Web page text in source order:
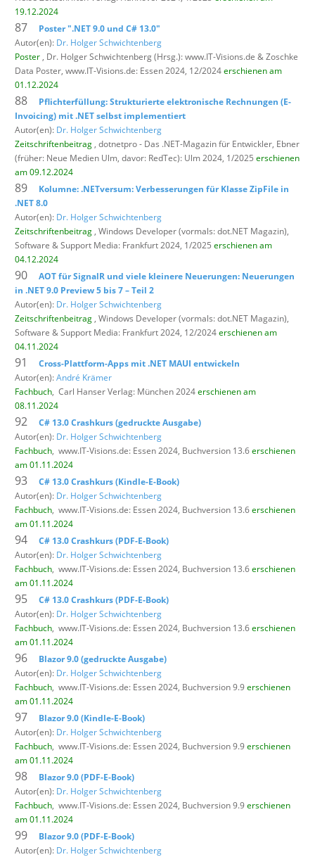
19.12.2024
87
Poster ".NET 9.0 und C# 13.0"
Autor(en): Dr. Holger Schwichtenberg
Poster , Dr. Holger Schwichtenberg (Hrsg.): www.IT-Visions.de & Zoschke
Data Poster, www.IT-Visions.de: Essen 2024, 12/2024erschienen am
01.12.2024
88
Pflichterfüllung: Strukturierte elektronische Rechnungen (E-
Invoicing) mit .NET selbst implementiert
Autor(en): Dr. Holger Schwichtenberg
Zeitschriftenbeitrag , dotnetpro - Das .NET-Magazin für Entwickler, Ebner
(früher: Neue Medien Ulm, davor: RedTec): Ulm 2024, 1/2025 erschienen
am 09.12.2024
89
Kolumne: .NETversum: Verbesserungen für Klasse ZipFile in
.NET 8.0
Autor(en): Dr. Holger Schwichtenberg
Zeitschriftenbeitrag , Windows Developer (vormals: dot.NET Magazin),
Software & Support Media: Frankfurt 2024, 1/2025 erschienen am
04.12.2024
90
AOT für SignalR und viele kleinere Neuerungen: Neuerungen
in .NET 9.0 Preview 5 bis 7 – Teil 2
Autor(en): Dr. Holger Schwichtenberg
Zeitschriftenbeitrag , Windows Developer (vormals: dot.NET Magazin),
Software & Support Media: Frankfurt 2024, 12/2024erschienen am
04.11.2024
91
Cross-Plattform-Apps mit .NET MAUI entwickeln
Autor(en):André Krämer
Fachbuch, Carl Hanser Verlag: München 2024erschienen am
08.11.2024
92
C# 13.0 Crashkurs (gedruckte Ausgabe)
Autor(en): Dr. Holger Schwichtenberg
Fachbuch, www.IT-Visions.de: Essen 2024, Buchversion 13.6erschienen
am 01.11.2024
93
C# 13.0 Crashkurs (Kindle-E-Book)
Autor(en): Dr. Holger Schwichtenberg
Fachbuch, www.IT-Visions.de: Essen 2024, Buchversion 13.6erschienen
am 01.11.2024
94
C# 13.0 Crashkurs (PDF-E-Book)
Autor(en): Dr. Holger Schwichtenberg
Fachbuch, www.IT-Visions.de: Essen 2024, Buchversion 13.6erschienen
am 01.11.2024
95
C# 13.0 Crashkurs (PDF-E-Book)
Autor(en): Dr. Holger Schwichtenberg
Fachbuch, www.IT-Visions.de: Essen 2024, Buchversion 13.6erschienen
am 01.11.2024
96
Blazor 9.0 (gedruckte Ausgabe)
Autor(en): Dr. Holger Schwichtenberg
Fachbuch, www.IT-Visions.de: Essen 2024, Buchversion 9.9erschienen
am 01.11.2024
97
Blazor 9.0 (Kindle-E-Book)
Autor(en): Dr. Holger Schwichtenberg
Fachbuch, www.IT-Visions.de: Essen 2024, Buchversion 9.9erschienen
am 01.11.2024
98
Blazor 9.0 (PDF-E-Book)
Autor(en): Dr. Holger Schwichtenberg
Fachbuch, www.IT-Visions.de: Essen 2024, Buchversion 9.9erschienen
am 01.11.2024
99
Blazor 9.0 (PDF-E-Book)
Autor(en): Dr. Holger Schwichtenberg